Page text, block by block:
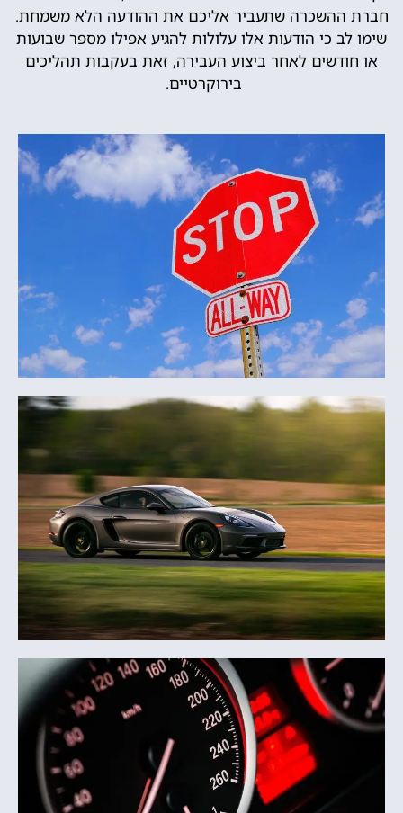
חברת ההשכרה שתעביר אליכם את ההודעה הלא משמחת.
שימו לב כי הודעות אלו עלולות להגיע אפילו מספר שבועות
או חודשים לאחר ביצוע העבירה, זאת בעקבות תהליכים
בירוקרטיים.